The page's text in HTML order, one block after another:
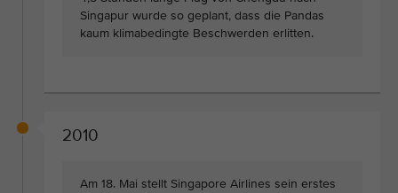
Singapur wurde so geplant, dass die Pandas
kaum klimabedingte Beschwerden erlitten.
2010
Am 18. Mai stellt Singapore Airlines sein erstes